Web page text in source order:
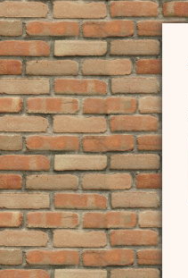
ッ
タ
ー
イ
ン
フ
ォ
メ